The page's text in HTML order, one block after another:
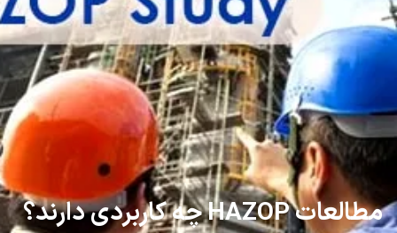
مطالعات HAZOP چه کاربردی دارند؟